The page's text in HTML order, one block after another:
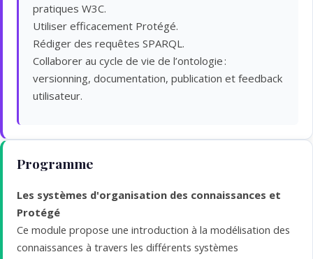
pratiques W3C.
Utiliser efficacement Protégé.
Rédiger des requêtes SPARQL.
Collaborer au cycle de vie de l’ontologie :
versionning, documentation, publication et feedback
utilisateur.
Programme
Les systèmes d'organisation des connaissances et
Protégé
Ce module propose une introduction à la modélisation des
connaissances à travers les différents systèmes